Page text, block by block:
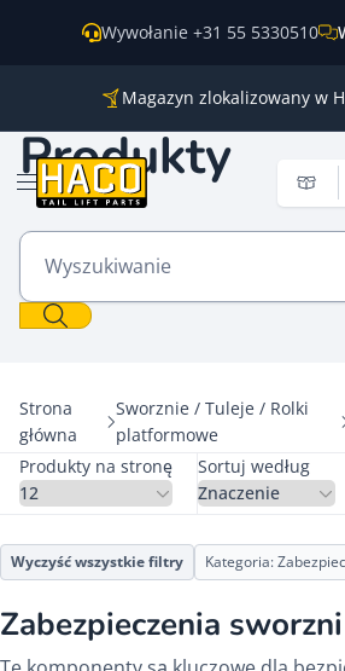
Magazyn zlokalizowany w
Wysyłka na cały świat
Wywołanie +31 55 5330510
Otwórz menu
Produkty
Wyszukiwanie
Strona
główna
Sworznie / Tuleje / Rolki
platformowe
Produkty na stronę
Sortuj według
Wyczyść wszystkie filtry Kategoria:
Zabezpieczenia sworzni